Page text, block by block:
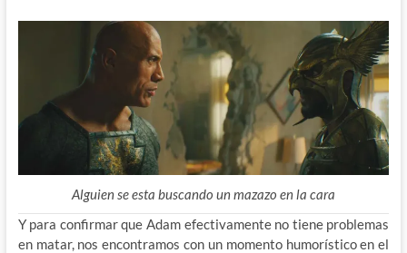
Alguien se esta buscando un mazazo en la cara
Y para confirmar que Adam efectivamente no tiene problemas
en matar, nos encontramos con un momento humorístico en el